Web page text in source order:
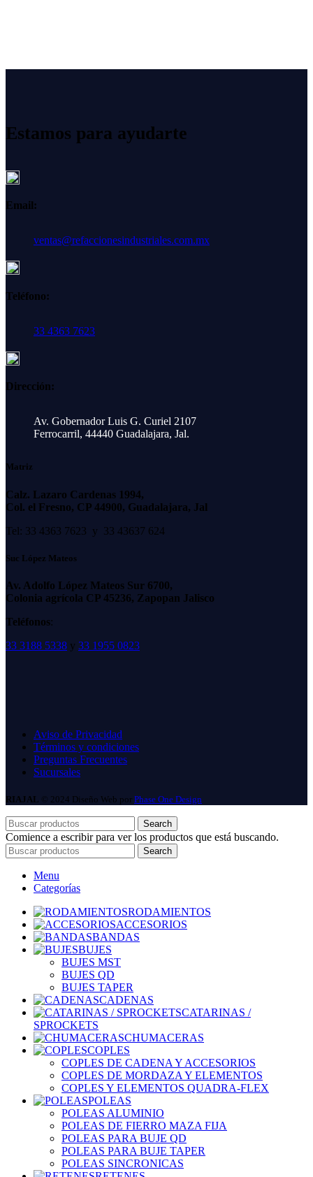
Estamos para ayudarte
Email:
ventas@refaccionesindustriales.com.mx
Teléfono:
33 4363 7623
Dirección:
Av. Gobernador Luis G. Curiel 2107
Ferrocarril, 44440 Guadalajara, Jal.
Matriz
Calz. Lazaro Cardenas 1994,
Col. el Fresno, CP 44900, Guadalajara, Jal
Tel: 33 4363 7623 y 33 43637 624
Suc López Mateos
Av. Adolfo López Mateos Sur 6700,
Colonia agrícola CP 45236, Zapopan Jalisco
Teléfonos:
33 3188 5338 y 33 1955 0823
Aviso de Privacidad
Términos y condiciones
Preguntas Frecuentes
Sucursales
RIAJAL © 2024 Diseño Web por Phase One Design
Search
Comience a escribir para ver los productos que está buscando.
Search
Menu
Categorías
RODAMIENTOS
ACCESORIOS
BANDAS
BUJES
BUJES MST
BUJES QD
BUJES TAPER
CADENAS
CATARINAS /
SPROCKETS
CHUMACERAS
COPLES
COPLES DE CADENA Y ACCESORIOS
COPLES DE MORDAZA Y ELEMENTOS
COPLES Y ELEMENTOS QUADRA-FLEX
POLEAS
POLEAS ALUMINIO
POLEAS DE FIERRO MAZA FIJA
POLEAS PARA BUJE QD
POLEAS PARA BUJE TAPER
POLEAS SINCRONICAS